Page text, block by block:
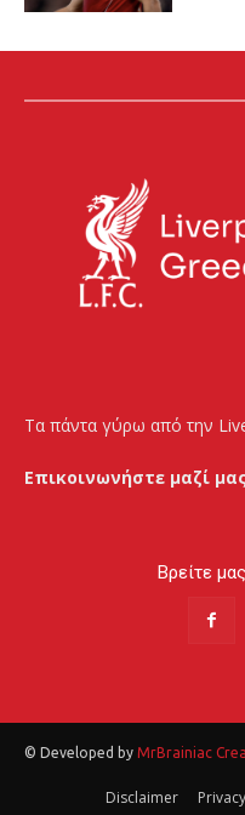
Τα πάντα γύρω από την
Επικοινωνήστε μαζί
Βρείτε
© Developed by MrBrainiac
Disclaimer Privacy